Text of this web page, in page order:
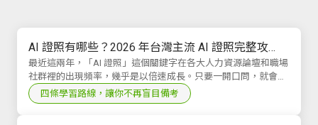
AI 證照有哪些？2026 年台灣主流 AI 證照完整攻
略，找到最適合你的那一張
最近這兩年，「AI 證照」這個關鍵字在各大人力資源論壇和職場
社群裡的出現頻率，幾乎是以倍速成長。只要一開口問，就會有
人跑來問你：「請問 AI 證照有哪些？」「現...
四條學習路線，讓你不再盲目備考